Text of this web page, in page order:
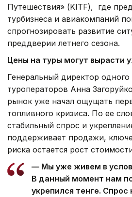
Путешествия» (KITF), где
турбизнеса и авиакомпаний
спрогнозировать развитие
преддверии летнего сезона.
Цены на туры могут вырасти
Генеральный директор
туроператоров Анна
рынок уже начал ощущать
топливного кризиса. По ее
стабильный спрос и
поддерживает продажи,
риска остается рост
— Мы уже живем в
В данный момент нам
укрепился тенге.